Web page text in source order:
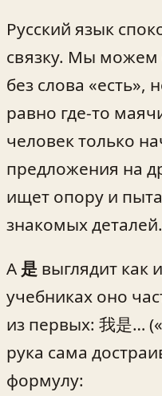
Русский язык
связку. Мы можем
без слова «есть»,
равно где-то
человек только
предложения на
ищет опору и
знакомых деталей.
А 是 выглядит как
учебниках оно
из первых: 我是…
рука сама
формулу: